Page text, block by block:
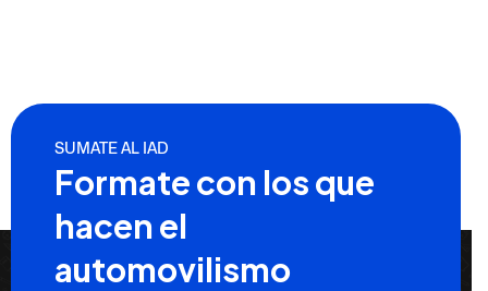
SUMATE AL IAD
Formate con los que
hacen el
automovilismo